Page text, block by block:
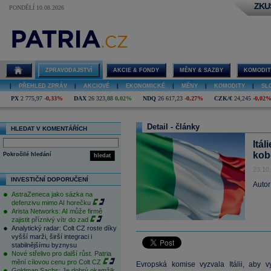
PONDĚLÍ 10.08.2026
ZPRAVODAJSTVÍ AKCIE & FONDY MĚNY & SAZBY
PŘEHLED ZPRÁV AKCIOVÉ EKONOMICKÉ MĚNY KOMODITY
PX 2 775,97 -0,33% DAX 26 323,88 0,02% NDQ 26 617,23 -0,27% CZK/€ 24,245 -0,02%
HLEDAT V KOMENTÁŘÍCH
hledat
Pokročilé hledání
INVESTIČNÍ DOPORUČENÍ
AstraZeneca jako sázka na
defenzivu mimo AI horečku
Arista Networks: AI může firmě
zajistit příznivý vítr do zad
Analytický radar: Colt CZ roste díky
vyšší marži, širší integraci i
stabilnějšímu byznysu
Nové střelivo pro další růst. Patria
mění cílovou cenu pro Colt CZ
Detail - články
Evropská komise vyzvala Itálii, aby